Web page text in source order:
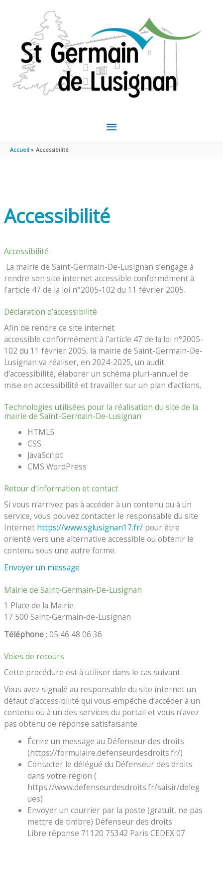
MENU
Accueil Accessibilité
Accessibilité
Accessibilité
La mairie de Saint-Germain-De-Lusignan s’engage à
rendre son site internet accessible conformément à
l’article 47 de la loi n°2005-102 du 11 février 2005.
Déclaration d’accessibilité
Afin de rendre ce site internet
accessible conformément à l’article 47 de la loi n°2005-
102 du 11 février 2005, la mairie de Saint-Germain-De-
Lusignan va réaliser, en 2024-2025, un audit
d’accessibilité, élaborer un schéma pluri-annuel de
mise en accessibilité et travailler sur un plan d’actions.
Technologies utilisées pour la réalisation du site de la
mairie de Saint-Germain-De-Lusignan
HTML5
CSS
JavaScript
CMS WordPress
Retour d’information et contact
Si vous n’arrivez pas à accéder à un contenu ou à un
service, vous pouvez contacter le responsable du site
Internet https://www.sglusignan17.fr/ pour être
orienté vers une alternative accessible ou obtenir le
contenu sous une autre forme.
Envoyer un message
Mairie de Saint-Germain-De-Lusignan
1 Place de la Mairie
17 500 Saint-Germain-de-Lusignan
Téléphone : 05 46 48 06 36
Voies de recours
Cette procédure est à utiliser dans le cas suivant.
Vous avez signalé au responsable du site internet un
défaut d’accessibilité qui vous empêche d’accéder à un
contenu ou à un des services du portail et vous n’avez
pas obtenu de réponse satisfaisante.
Écrire un message au Défenseur des droits
(https://formulaire.defenseurdesdroits.fr/)
Contacter le délégué du Défenseur des droits
dans votre région (
https://www.defenseurdesdroits.fr/saisir/deleg
ues)
Envoyer un courrier par la poste (gratuit, ne pas
mettre de timbre) Défenseur des droits
Libre réponse 71120 75342 Paris CEDEX 07